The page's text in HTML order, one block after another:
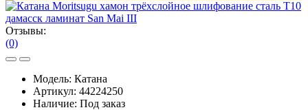
Отзывы:
(0)
Модель: Катана
Артикул: 44224250
Наличие: Под заказ